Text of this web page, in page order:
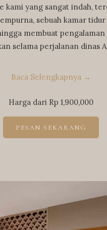
kami yang sangat indah,
sebuah kamar
membuat
selama perjalanan dinas
Baca Selengkapnya
Harga dari Rp 1,900,000
PESAN SEKARANG